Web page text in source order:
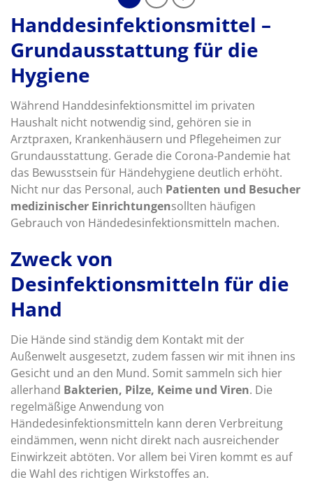
Handdesinfektionsmittel –
Grundausstattung für die
Hygiene
Während Handdesinfektionsmittel im privaten
Haushalt nicht notwendig sind, gehören sie in
Arztpraxen, Krankenhäusern und Pflegeheimen zur
Grundausstattung. Gerade die Corona-Pandemie hat
das Bewusstsein für Händehygiene deutlich erhöht.
Nicht nur das Personal, auch Patienten und Besucher
medizinischer Einrichtungensollten häufigen
Gebrauch von Händedesinfektionsmitteln machen.
Zweck von
Desinfektionsmitteln für die
Hand
Die Hände sind ständig dem Kontakt mit der
Außenwelt ausgesetzt, zudem fassen wir mit ihnen ins
Gesicht und an den Mund. Somit sammeln sich hier
allerhand Bakterien, Pilze, Keime und Viren. Die
regelmäßige Anwendung von
Händedesinfektionsmitteln kann deren Verbreitung
eindämmen, wenn nicht direkt nach ausreichender
Einwirkzeit abtöten. Vor allem bei Viren kommt es auf
die Wahl des richtigen Wirkstoffes an.